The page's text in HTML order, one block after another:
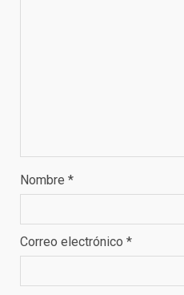
Nombre *
Correo electrónico *